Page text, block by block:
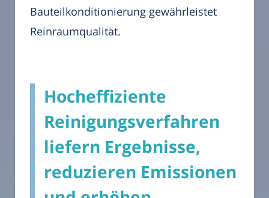
Bauteilkonditionierung gewährleistet
Reinraumqualität.
Hocheffiziente
Reinigungsverfahren
liefern Ergebnisse,
reduzieren Emissionen